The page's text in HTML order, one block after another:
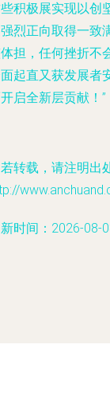
积极展实现以创
烈正向取得一致
担，任何挫折不
起直又获发展者
启全新层贡献！”
转载，请注明出
时间：2026-08-